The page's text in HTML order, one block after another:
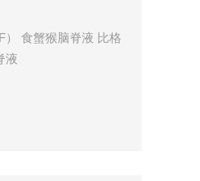
） 食蟹猴脑脊液 比格
液